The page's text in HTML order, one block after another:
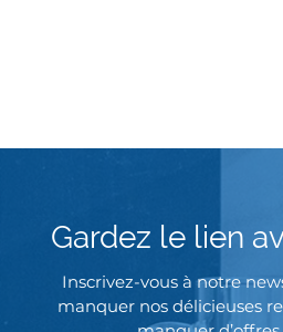
Gardez le lien
Inscrivez-vous à notre
manquer nos délicieuses